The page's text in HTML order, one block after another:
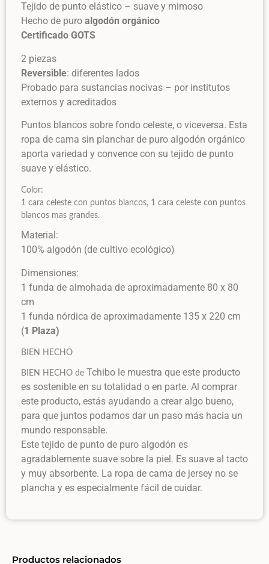
Tejido de punto elástico – suave y mimoso
Hecho de puro algodón orgánico
Certificado GOTS
2 piezas
Reversible: diferentes lados
Probado para sustancias nocivas – por institutos
externos y acreditados
Puntos blancos sobre fondo celeste, o viceversa. Esta
ropa de cama sin planchar de puro algodón orgánico
aporta variedad y convence con su tejido de punto
suave y elástico.
Color:
1 cara celeste con puntos blancos, 1 cara celeste con puntos
blancos mas grandes.
Material:
100% algodón (de cultivo ecológico)
Dimensiones:
1 funda de almohada de aproximadamente 80 x 80
cm
1 funda nórdica de aproximadamente 135 x 220 cm
(1 Plaza)
BIEN HECHO
BIEN HECHO de Tchibo le muestra que este producto
es sostenible en su totalidad o en parte. Al comprar
este producto, estás ayudando a crear algo bueno,
para que juntos podamos dar un paso más hacia un
mundo responsable.
Este tejido de punto de puro algodón es
agradablemente suave sobre la piel. Es suave al tacto
y muy absorbente. La ropa de cama de jersey no se
plancha y es especialmente fácil de cuidar.
Productos relacionados